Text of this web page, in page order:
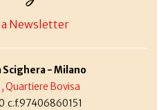
Newsletter
Scighera - Milano
Quartiere Bovisa
c.f.97406860151